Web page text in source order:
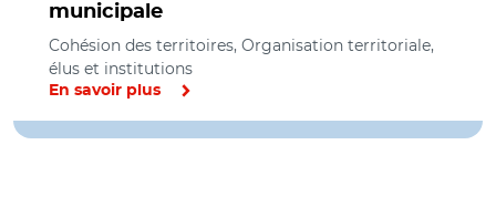
municipale
Cohésion des territoires, Organisation territoriale,
élus et institutions
En savoir plus